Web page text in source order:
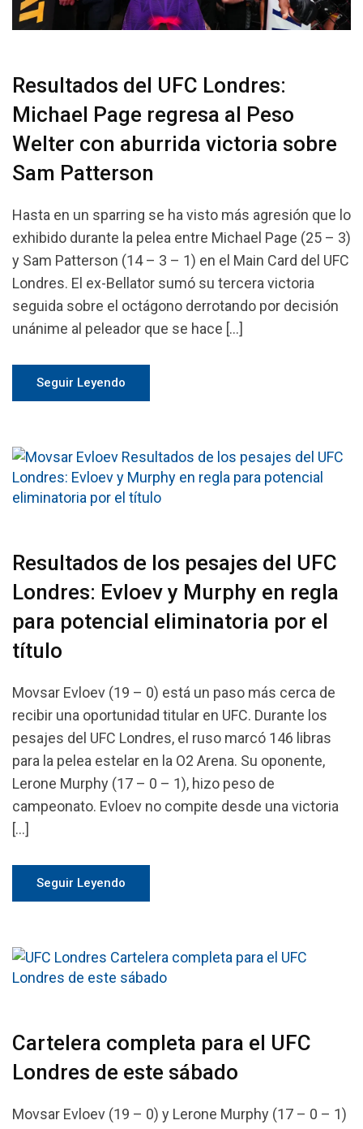
Resultados del UFC Londres:
Michael Page regresa al Peso
Welter con aburrida victoria sobre
Sam Patterson
Hasta en un sparring se ha visto más agresión que lo
exhibido durante la pelea entre Michael Page (25 – 3)
y Sam Patterson (14 – 3 – 1) en el Main Card del UFC
Londres. El ex-Bellator sumó su tercera victoria
seguida sobre el octágono derrotando por decisión
unánime al peleador que se hace […]
Seguir Leyendo
Resultados de los pesajes del UFC
Londres: Evloev y Murphy en regla
para potencial eliminatoria por el
título
Movsar Evloev (19 – 0) está un paso más cerca de
recibir una oportunidad titular en UFC. Durante los
pesajes del UFC Londres, el ruso marcó 146 libras
para la pelea estelar en la O2 Arena. Su oponente,
Lerone Murphy (17 – 0 – 1), hizo peso de
campeonato. Evloev no compite desde una victoria
[…]
Seguir Leyendo
Cartelera completa para el UFC
Londres de este sábado
Movsar Evloev (19 – 0) y Lerone Murphy (17 – 0 – 1)